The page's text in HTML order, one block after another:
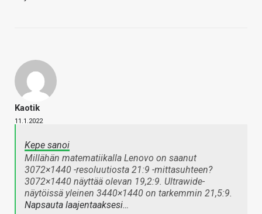
Kaotik
11.1.2022
Kepe sanoi
Millähän matematiikalla Lenovo on saanut
3072×1440 -resoluutiosta 21:9 -mittasuhteen?
3072×1440 näyttää olevan 19,2:9. Ultrawide-
näytöissä yleinen 3440×1440 on tarkemmin 21,5:9.
Napsauta laajentaaksesi…